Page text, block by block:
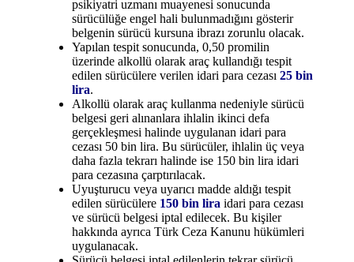
psikiyatri uzmanı muayenesi sonucunda
sürücülüğe engel hali bulunmadığını gösterir
belgenin sürücü kursuna ibrazı zorunlu olacak.
Yapılan tespit sonucunda, 0,50 promilin
üzerinde alkollü olarak araç kullandığı tespit
edilen sürücülere verilen idari para cezası25 bin
lira.
Alkollü olarak araç kullanma nedeniyle sürücü
belgesi geri alınanlara ihlalin ikinci defa
gerçekleşmesi halinde uygulanan idari para
cezası 50 bin lira. Bu sürücüler, ihlalin üç veya
daha fazla tekrarı halinde ise 150 bin lira idari
para cezasına çarptırılacak.
Uyuşturucu veya uyarıcı madde aldığı tespit
edilen sürücülere 150 bin lira idari para cezası
ve sürücü belgesi iptal edilecek. Bu kişiler
hakkında ayrıca Türk Ceza Kanunu hükümleri
uygulanacak.